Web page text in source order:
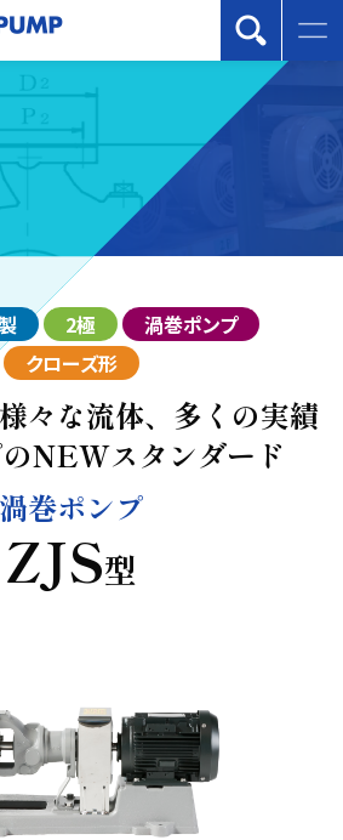
2極
渦巻ポンプ
クローズ形
々な流体、多くの実績
NEWスタンダード
渦巻ポンプ
ZJS型